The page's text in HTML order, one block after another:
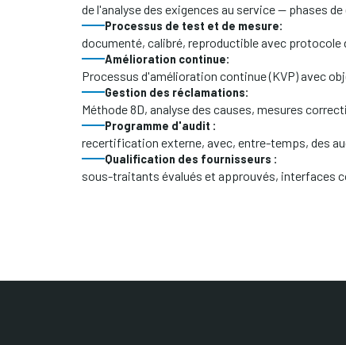
de l'analyse des exigences au service — phases
Processus de test et de mesure:
documenté, calibré, reproductible avec protocole
Amélioration continue:
Processus d'amélioration continue (KVP) avec
Gestion des réclamations:
Méthode 8D, analyse des causes, mesures
Programme d'audit :
recertification externe, avec, entre-temps, des
Qualification des fournisseurs :
sous-traitants évalués et approuvés, interfaces